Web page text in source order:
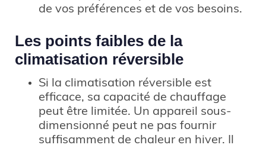
de vos préférences et de vos besoins.
Les points faibles de la
climatisation réversible
Si la climatisation réversible est
efficace, sa capacité de chauffage
peut être limitée. Un appareil sous-
dimensionné peut ne pas fournir
suffisamment de chaleur en hiver. Il